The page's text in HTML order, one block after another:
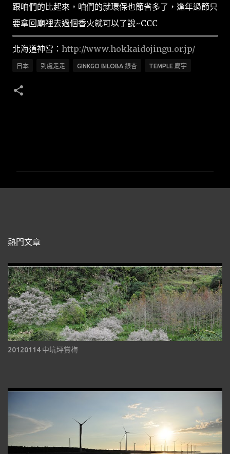
跟咱們的比起來，咱們的就環保也節省多了，逢年過節只
要拿回廟裡去過個香火就可以了說~CCC
北海道神宮： http://www.hokkaidojingu.or.jp/
日本 到處走走 GINKGO BILOBA 銀杏 TEMPLE 廟宇
熱門文章
20120114 中坑坪賞梅